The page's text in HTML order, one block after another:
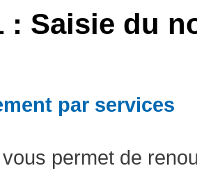
: Saisie du
par services
permet de